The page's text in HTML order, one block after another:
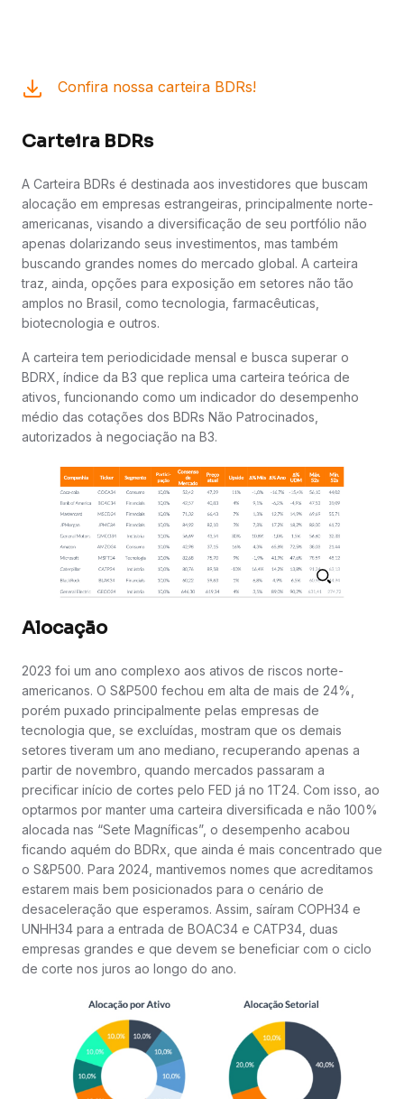
Confira nossa carteira BDRs!
Carteira BDRs
A Carteira BDRs é destinada aos investidores que buscam
alocação em empresas estrangeiras, principalmente norte-
americanas, visando a diversificação de seu portfólio não
apenas dolarizando seus investimentos, mas também
buscando grandes nomes do mercado global. A carteira
traz, ainda, opções para exposição em setores não tão
amplos no Brasil, como tecnologia, farmacêuticas,
biotecnologia e outros.
A carteira tem periodicidade mensal e busca superar o
BDRX, índice da B3 que replica uma carteira teórica de
ativos, funcionando como um indicador do desempenho
médio das cotações dos BDRs Não Patrocinados,
autorizados à negociação na B3.
Alocação
2023 foi um ano complexo aos ativos de riscos norte-
americanos. O S&P500 fechou em alta de mais de 24%,
porém puxado principalmente pelas empresas de
tecnologia que, se excluídas, mostram que os demais
setores tiveram um ano mediano, recuperando apenas a
partir de novembro, quando mercados passaram a
precificar início de cortes pelo FED já no 1T24. Com isso, ao
optarmos por manter uma carteira diversificada e não 100%
alocada nas “Sete Magníficas”, o desempenho acabou
ficando aquém do BDRx, que ainda é mais concentrado que
o S&P500. Para 2024, mantivemos nomes que acreditamos
estarem mais bem posicionados para o cenário de
desaceleração que esperamos. Assim, saíram COPH34 e
UNHH34 para a entrada de BOAC34 e CATP34, duas
empresas grandes e que devem se beneficiar com o ciclo
de corte nos juros ao longo do ano.